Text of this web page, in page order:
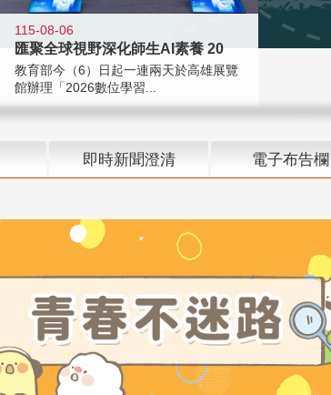
115-08-06
匯聚全球視野深化師生AI素養 20
教育部今（6）日起一連兩天於高雄展覽
館辦理「2026數位學習...
即時新聞澄清 電子布告欄